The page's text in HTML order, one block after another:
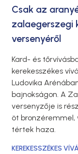
Csak az
zalaegerszegi
versenyéről
Kard- és
kerekesszékes
Ludovika
bajnokságon. A
versenyzője is
öt bronzéremmel,
tértek haza.
KEREKESSZÉKES